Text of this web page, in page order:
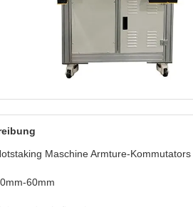
Maschine Armture-Kommutators
60mm